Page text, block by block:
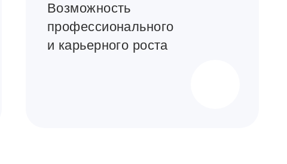
Возможность
профессионального
и карьерного роста